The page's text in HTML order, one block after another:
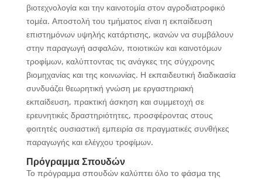
βιοτεχνολογία και την καινοτομία στον αγροδιατροφικό
τομέα. Αποστολή του τμήματος είναι η εκπαίδευση
επιστημόνων υψηλής κατάρτισης, ικανών να συμβάλουν
στην παραγωγή ασφαλών, ποιοτικών και καινοτόμων
τροφίμων, καλύπτοντας τις ανάγκες της σύγχρονης
βιομηχανίας και της κοινωνίας. Η εκπαιδευτική διαδικασία
συνδυάζει θεωρητική γνώση με εργαστηριακή
εκπαίδευση, πρακτική άσκηση και συμμετοχή σε
ερευνητικές δραστηριότητες, προσφέροντας στους
φοιτητές ουσιαστική εμπειρία σε πραγματικές συνθήκες
παραγωγής και ελέγχου τροφίμων.
Πρόγραμμα Σπουδών
Το πρόγραμμα σπουδών καλύπτει όλο το φάσμα της